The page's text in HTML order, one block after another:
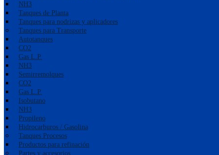
NH3
Tanques de Planta
Tanques para nodrizas y aplicadores
Tanques para Transporte
Autotanques
CO2
Gas L.P.
NH3
Semirremolques
CO2
Gas L.P.
Isobutano
NH3
Propileno
Hidrocarburos / Gasolina
Tanques Procesos
Productos para refinación
Partes y accesorios